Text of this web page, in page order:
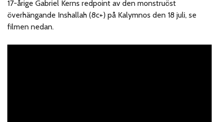
17-årige Gabriel Kerns redpoint av den monstruöst
överhängande Inshallah (8c+) på Kalymnos den 18 juli, se
filmen nedan.